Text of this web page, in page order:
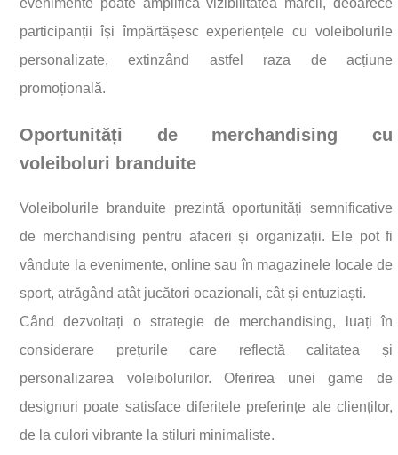
participanții își împărtășesc experiențele cu voleibolurile
personalizate, extinzând astfel raza de acțiune
promoțională.
Oportunități de merchandising cu
voleiboluri branduite
Voleibolurile branduite prezintă oportunități semnificative
de merchandising pentru afaceri și organizații. Ele pot fi
vândute la evenimente, online sau în magazinele locale de
sport, atrăgând atât jucători ocazionali, cât și entuziaști.
Când dezvoltați o strategie de merchandising, luați în
considerare prețurile care reflectă calitatea și
personalizarea voleibolurilor. Oferirea unei game de
designuri poate satisface diferitele preferințe ale clienților,
de la culori vibrante la stiluri minimaliste.